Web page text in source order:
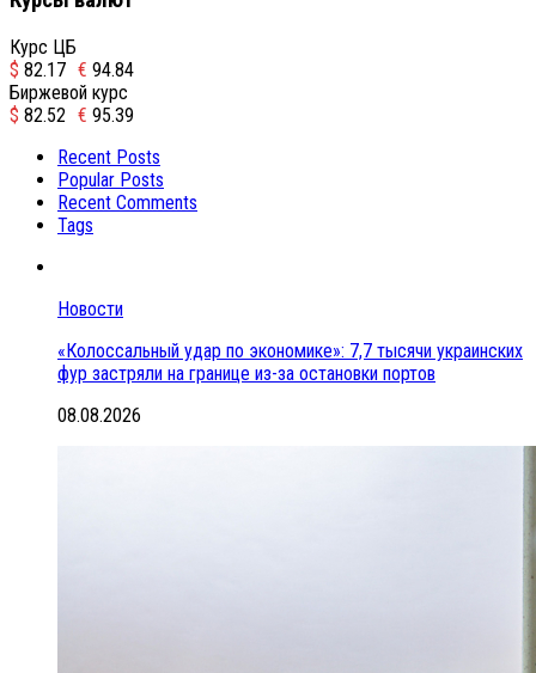
Курс ЦБ
$ 82.17 € 94.84
Биржевой курс
$ 82.52 € 95.39
Recent Posts
Popular Posts
Recent Comments
Tags
Новости
«Колоссальный удар по экономике»: 7,7 тысячи украинских
фур застряли на границе из-за остановки портов
08.08.2026